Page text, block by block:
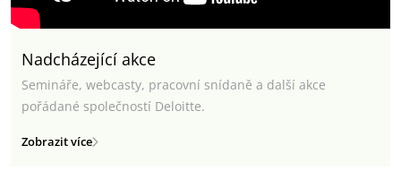
Nadcházející akce
Semináře, webcasty, pracovní snídaně a další akce
pořádané společností Deloitte.
Zobrazit více